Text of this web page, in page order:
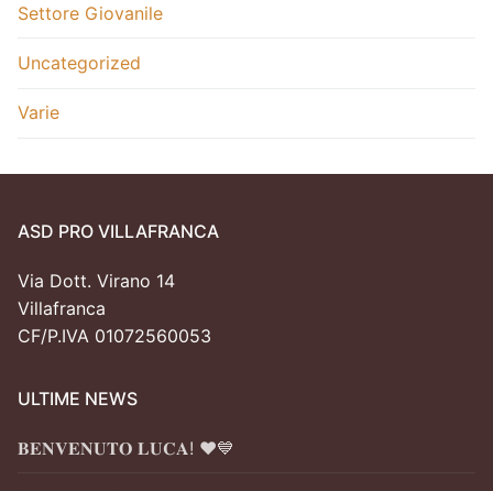
Settore Giovanile
Uncategorized
Varie
ASD PRO VILLAFRANCA
Via Dott. Virano 14
Villafranca
CF/P.IVA 01072560053
ULTIME NEWS
𝐁𝐄𝐍𝐕𝐄𝐍𝐔𝐓𝐎 𝐋𝐔𝐂𝐀! ❤️💙